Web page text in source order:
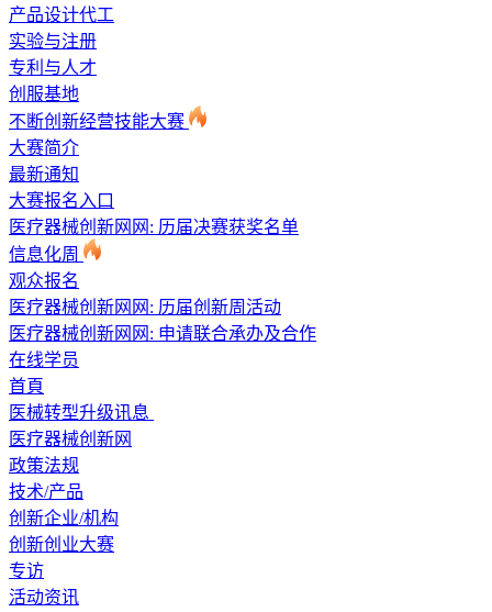
产品设计代工
实验与注册
专利与人才
创服基地
不断创新经营技能大赛
大赛简介
最新通知
大赛报名入口
医疗器械创新网网: 历届决赛获奖名单
信息化周
观众报名
医疗器械创新网网: 历届创新周活动
医疗器械创新网网: 申请联合承办及合作
在线学员
首頁
医械转型升级讯息
医疗器械创新网
政策法规
技术/产品
创新企业/机构
创新创业大赛
专访
活动资讯